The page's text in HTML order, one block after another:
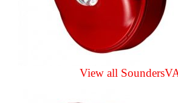
View all